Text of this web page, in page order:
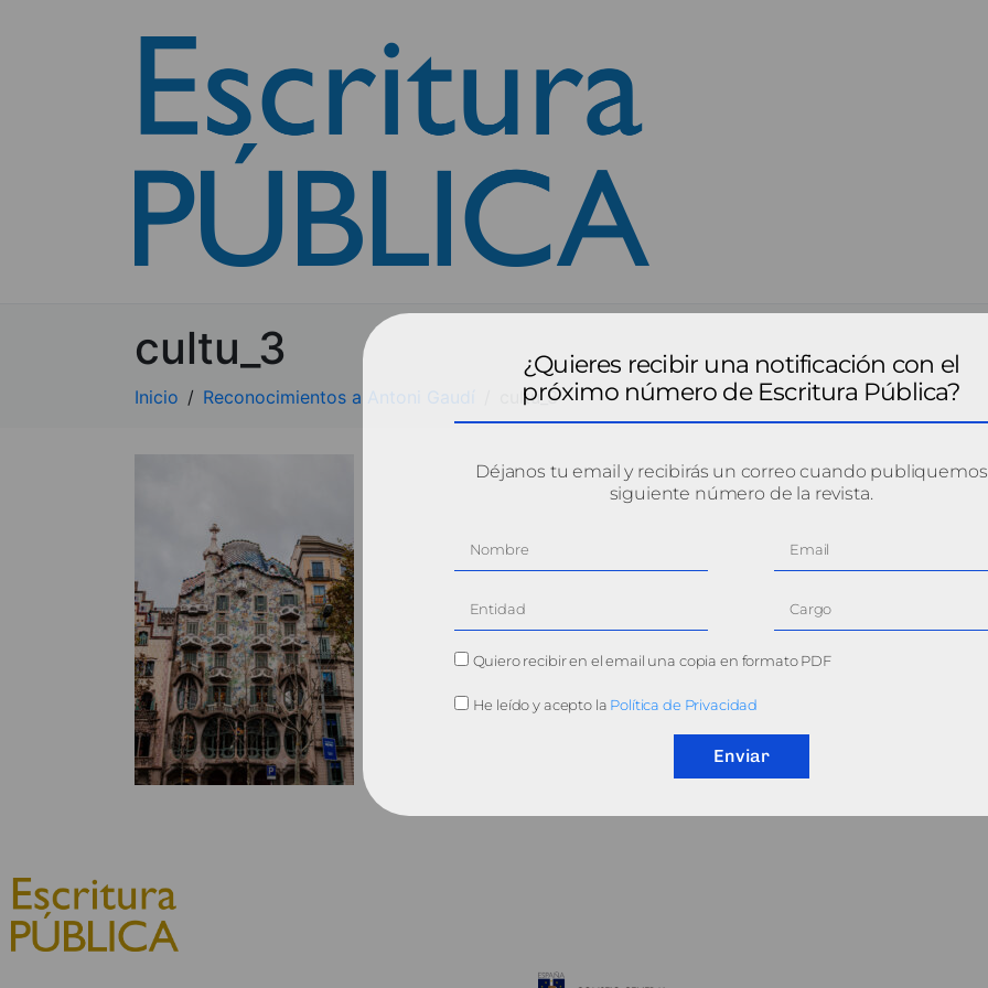
cultu_3
Inicio Reconocimientos a Antoni Gaudí cultu_3
¿Quieres recibir una notificación con el
próximo número de Escritura Pública?
Déjanos tu email y recibirás un correo cuando
siguiente número de la revista.
Quiero recibir en el email una copia en formato PDF
He leído y acepto la Política de Privacidad
Enviar